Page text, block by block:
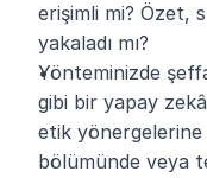
erişimli mi? Özet,
yakaladı mı?
Yönteminizde
gibi bir yapay
etik
bölümünde veya